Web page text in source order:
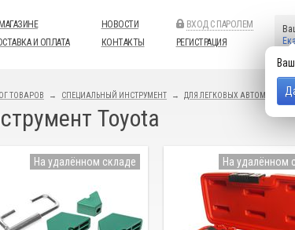
И ОПЛАТА
НОВОСТИ
КОНТАКТЫ
ВХОД С ПАРОЛЕМ
РЕГИСТРАЦИЯ
ТОВАРОВ СПЕЦИАЛЬНЫЙ ИНСТРУМЕНТ ДЛЯ ЛЕГКОВЫХ АВТОМОБИЛЕЙ
Toyota
На удалённом складе На удалённом